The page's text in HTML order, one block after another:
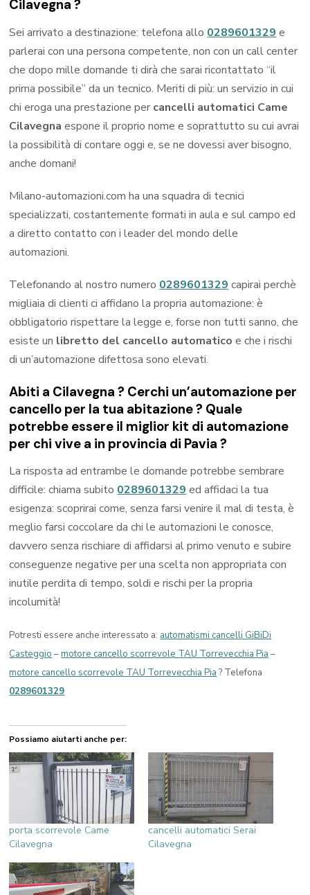
Cilavegna ?
Sei arrivato a destinazione: telefona allo 0289601329 e
parlerai con una persona competente, non con un call center
che dopo mille domande ti dirà che sarai ricontattato “il
prima possibile” da un tecnico. Meriti di più: un servizio in cui
chi eroga una prestazione per cancelli automatici Came
Cilavegna espone il proprio nome e soprattutto su cui avrai
la possibilità di contare oggi e, se ne dovessi aver bisogno,
anche domani!
Milano-automazioni.com ha una squadra di tecnici
specializzati, costantemente formati in aula e sul campo ed
a diretto contatto con i leader del mondo delle
automazioni.
Telefonando al nostro numero 0289601329 capirai perchè
migliaia di clienti ci affidano la propria automazione: è
obbligatorio rispettare la legge e, forse non tutti sanno, che
esiste un libretto del cancello automatico e che i rischi
di un’automazione difettosa sono elevati.
Abiti a Cilavegna ? Cerchi un’automazione per
cancello per la tua abitazione ? Quale
potrebbe essere il miglior kit di automazione
per chi vive a in provincia di Pavia ?
La risposta ad entrambe le domande potrebbe sembrare
difficile: chiama subito 0289601329 ed affidaci la tua
esigenza: scoprirai come, senza farsi venire il mal di testa, è
meglio farsi coccolare da chi le automazioni le conosce,
davvero senza rischiare di affidarsi al primo venuto e subire
conseguenze negative per una scelta non appropriata con
inutile perdita di tempo, soldi e rischi per la propria
incolumità!
Potresti essere anche interessato a: automatismi cancelli GiBiDi
Casteggio –motore cancello scorrevole TAU Torrevecchia Pia –
motore cancello scorrevole TAU Torrevecchia Pia ? Telefona
0289601329
Possiamo aiutarti anche per:
porta scorrevole Came
Cilavegna
cancelli automatici Serai
Cilavegna